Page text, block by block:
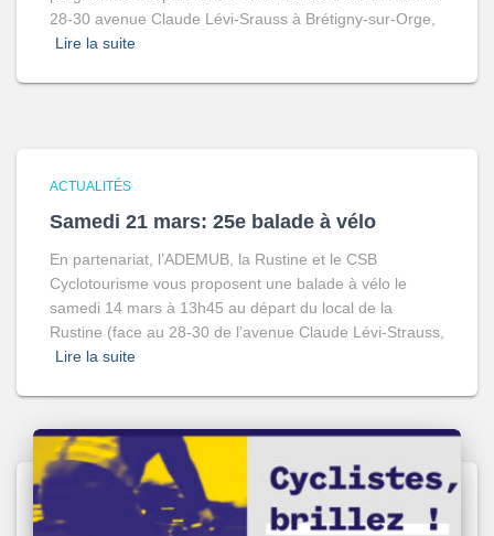
28-30 avenue Claude Lévi-Srauss à Brétigny-sur-Orge,
Lire la suite
ACTUALITÉS
Samedi 21 mars: 25e balade à vélo
En partenariat, l’ADEMUB, la Rustine et le CSB
Cyclotourisme vous proposent une balade à vélo le
samedi 14 mars à 13h45 au départ du local de la
Rustine (face au 28-30 de l’avenue Claude Lévi-Strauss,
Lire la suite